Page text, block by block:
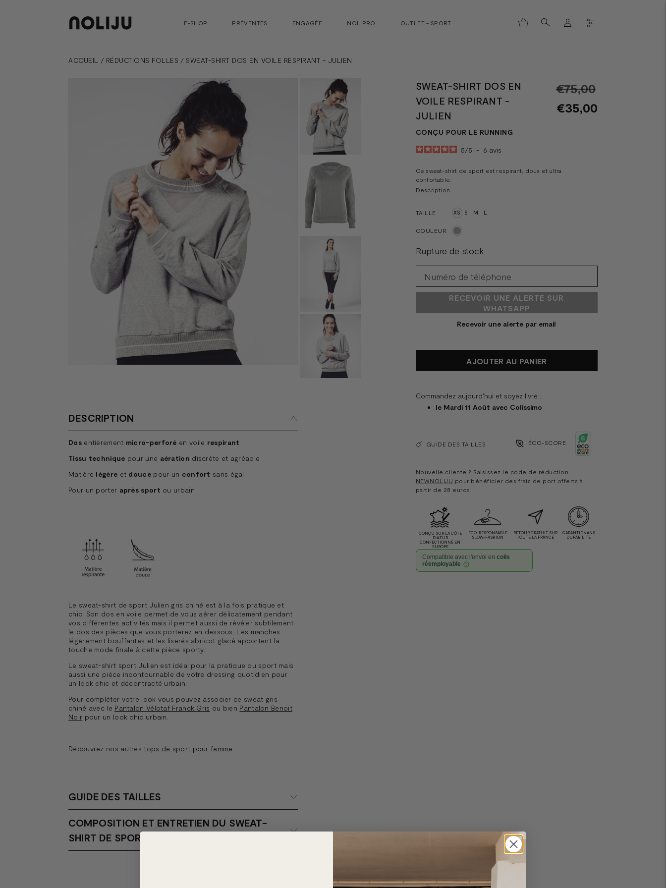
E-SHOP PRÉVENTES ENGAGÉE NOLIPRO OUTLET - SPORT
ACCUEIL / RÉDUCTIONS FOLLES / SWEAT-SHIRT DOS EN VOILE RESPIRANT - JULIEN
DESCRIPTION
Dosentièrement micro-perforé en voile respirant
Tissu technique pour une aération discrète et agréable
Matière légère et doucepour un confort sans égal
Pour un porter après sport ou urbain
Le sweat-shirt de sport Julien gris chiné est à la fois pratique et
chic. Son dos en voile permet de vous aérer délicatement pendant
vos différentes activités mais il permet aussi de révéler subtilement
le dos des pièces que vous porterez en dessous. Les manches
légèrement bouffantes et les liserés abricot glacé apportent la
touche mode finale à cette pièce sporty.
Le sweat-shirt sport Julien est idéal pour la pratique du sport mais
aussi une pièce incontournable de votre dressing quotidien pour
un look chic et décontracté urbain.
Pour compléter votre look vous pouvez associer ce sweat gris
chiné avec le Pantalon Vélotaf Franck Gris ou bien Pantalon Benoit
Noir pour un look chic urbain.
Découvrez nos autrestops de sport pour femme
GUIDE DES TAILLES
COMPOSITION ET ENTRETIEN DU SWEAT-
SHIRT DE SPORT
SWEAT-SHIRT DOS EN
VOILE RESPIRANT -
JULIEN
€75,00Prix
normal
€35,00
CONÇU POUR LE RUNNING
5/5 - 6 avis
Ce sweat-shirt de sport est respirant, doux et ultra
confortable.
Description
TAILLE XS S M L
COULEUR
Rupture de stock
RECEVOIR UNE ALERTE SUR
WHATSAPP
Recevoir une alerte par email
AJOUTER AU PANIER
Commandez aujourd'hui et soyez livré :
le Mardi 11 Août avec Colissimo
GUIDE DES TAILLES ÉCO-SCORE
Nouvelle cliente ? Saisissez le code de réduction
NEWNOLIJU pour bénéficier des frais de port offerts à
partir de 28 euros.
CONÇU SUR LA CÔTE
D'AZUR
CONFECTIONNÉ EN
EUROPE
ECO-RESPONSABLE
SLOW-FASHION
RETOUR GRATUIT SUR
TOUTE LA FRANCE
GARANTIE 5 ANS
DURABILITE
Compatible avec l'envoi en colis
réemployable